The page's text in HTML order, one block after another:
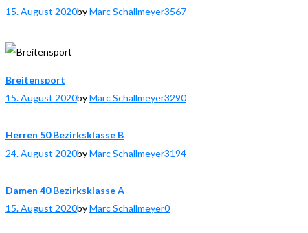
15. August 2020byMarc Schallmeyer3567
Breitensport
15. August 2020byMarc Schallmeyer3290
Herren 50 Bezirksklasse B
24. August 2020byMarc Schallmeyer3194
Damen 40 Bezirksklasse A
15. August 2020byMarc Schallmeyer0